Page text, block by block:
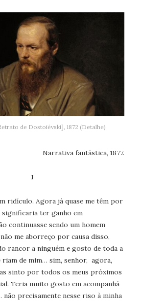
de Dostoiévski], 1872 (Detalhe)
Narrativa fantástica, 1877.
I
ridículo. Agora já quase me têm por
significaria ter ganho em
continuasse sendo um homem
me aborreço por causa disso,
rancor a ninguém e gosto de toda a
riam de mim… sim, senhor, agora,
sinto por todos os meus próximos
Teria muito gosto em acompanhá-
precisamente nesse riso à minha